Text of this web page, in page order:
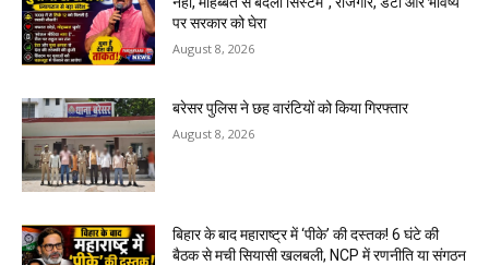
पर सरकार को घेरा
August 8, 2026
बरेसर पुलिस ने छह वारंटियों को किया गिरफ्तार
August 8, 2026
बिहार के बाद महाराष्ट्र में ‘पीके’ की दस्तक! 6 घंटे की
बैठक से मची सियासी खलबली, NCP में रणनीति या संगठन